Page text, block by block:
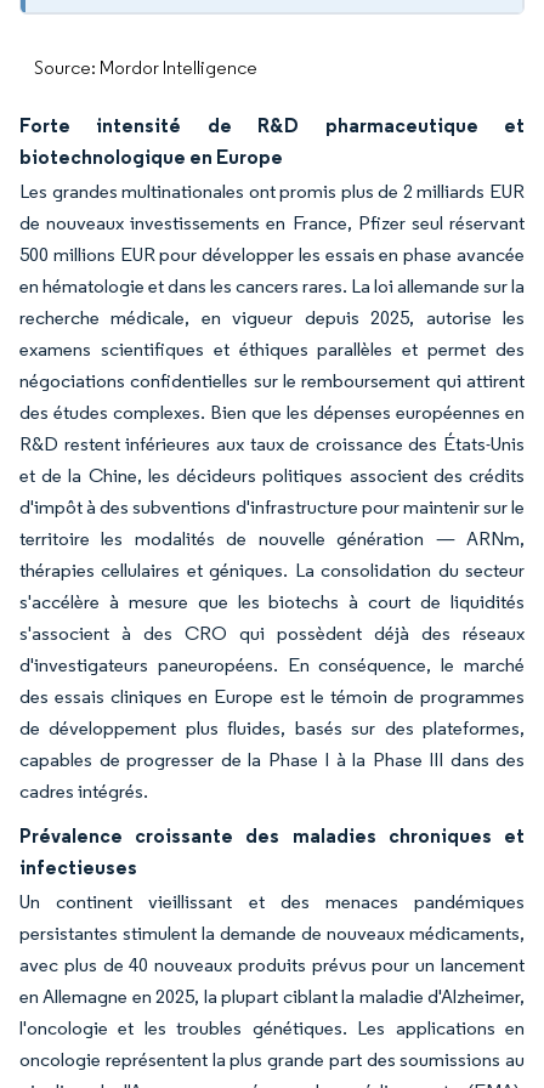
Source: Mordor Intelligence
Forte intensité de R&D pharmaceutique et
biotechnologique en Europe
Les grandes multinationales ont promis plus de 2 milliards EUR
de nouveaux investissements en France, Pfizer seul réservant
500 millions EUR pour développer les essais en phase avancée
en hématologie et dans les cancers rares. La loi allemande sur la
recherche médicale, en vigueur depuis 2025, autorise les
examens scientifiques et éthiques parallèles et permet des
négociations confidentielles sur le remboursement qui attirent
des études complexes. Bien que les dépenses européennes en
R&D restent inférieures aux taux de croissance des États-Unis
et de la Chine, les décideurs politiques associent des crédits
d'impôt à des subventions d'infrastructure pour maintenir sur le
territoire les modalités de nouvelle génération — ARNm,
thérapies cellulaires et géniques. La consolidation du secteur
s'accélère à mesure que les biotechs à court de liquidités
s'associent à des CRO qui possèdent déjà des réseaux
d'investigateurs paneuropéens. En conséquence, le marché
des essais cliniques en Europe est le témoin de programmes
de développement plus fluides, basés sur des plateformes,
capables de progresser de la Phase I à la Phase III dans des
cadres intégrés.
Prévalence croissante des maladies chroniques et
infectieuses
Un continent vieillissant et des menaces pandémiques
persistantes stimulent la demande de nouveaux médicaments,
avec plus de 40 nouveaux produits prévus pour un lancement
en Allemagne en 2025, la plupart ciblant la maladie d'Alzheimer,
l'oncologie et les troubles génétiques. Les applications en
oncologie représentent la plus grande part des soumissions au